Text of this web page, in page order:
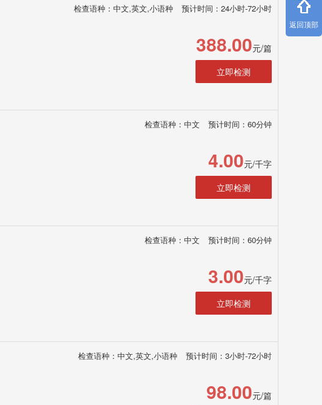
检查语种：中文,英文,小语种 预计时间：24小时-72小时
388.00元/篇
立即检测
检查语种：中文 预计时间：60分钟
4.00元/千字
立即检测
检查语种：中文 预计时间：60分钟
3.00元/千字
立即检测
检查语种：中文,英文,小语种 预计时间：3小时-72小时
98.00元/篇
返回顶部